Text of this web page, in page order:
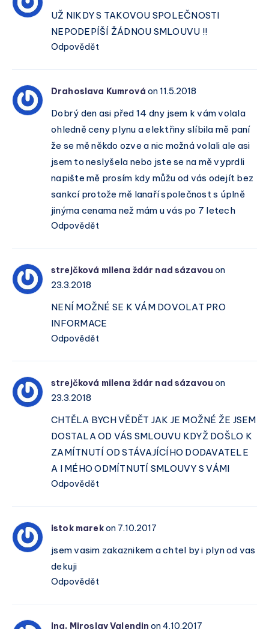
UŽ NIKDY S TAKOVOU SPOLEČNOSTI
NEPODEPÍŠÍ ŽÁDNOU SMLOUVU !!
Odpovědět
Drahoslava Kumrová on 11.5.2018
Dobrý den asi před 14 dny jsem k vám volala
ohledně ceny plynu a elektřiny slíbila mě paní
že se mě někdo ozve a nic možná volali ale asi
jsem to neslyšela nebo jste se na mě vyprdli
napište mě prosím kdy můžu od vás odejít bez
sankcí protože mě lanaří společnost s úplně
jinýma cenama než mám u vás po 7 letech
Odpovědět
strejčková milena ždár nad sázavou on
23.3.2018
NENÍ MOŽNÉ SE K VÁM DOVOLAT PRO
INFORMACE
Odpovědět
strejčková milena ždár nad sázavou on
23.3.2018
CHTĚLA BYCH VĚDĚT JAK JE MOŽNÉ ŽE JSEM
DOSTALA OD VÁS SMLOUVU KDYŽ DOŠLO K
ZAMÍTNUTÍ OD STÁVAJÍCÍHO DODAVATELE
A I MÉHO ODMÍTNUTÍ SMLOUVY S VÁMI
Odpovědět
istok marekon 7.10.2017
jsem vasim zakaznikem a chtel by i plyn od vas
dekuji
Odpovědět
Ing. Miroslav Valendin on 4.10.2017